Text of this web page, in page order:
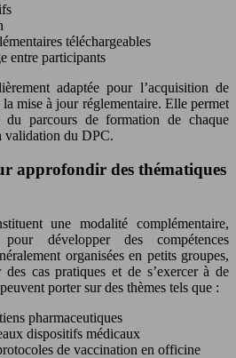
téléchargeables
entre participants
adaptée pour l’acquisition de
la mise à jour réglementaire. Elle permet
parcours de formation de chaque
validation du DPC.
approfondir des thématiques
une modalité complémentaire,
pour développer des compétences
organisées en petits groupes,
cas pratiques et de s’exercer à de
porter sur des thèmes tels que :
pharmaceutiques
dispositifs médicaux
de vaccination en officine